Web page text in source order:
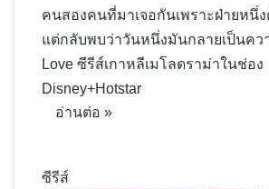
คนสองคนที่มาเจอกันเพราะฝ่ายหนึ่
แต่กลับพบว่าวันหนึ่งมันกลายเป็นคว
Love ซีรีส์เกาหลีเมโลดราม่าในช่อง
Disney+Hotstar
อ่านต่อ »
ซีรีส์